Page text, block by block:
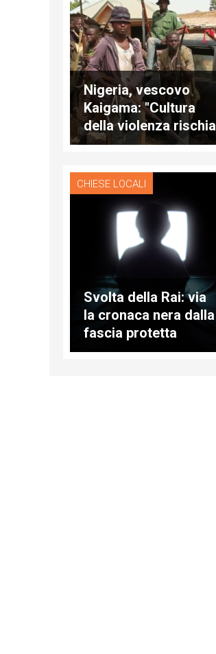
Nigeria, vescovo
Kaigama: "Cultura
della violenza rischia
di distruggerci"
CHIESE LOCALI
Svolta della Rai: via
la cronaca nera dalla
fascia protetta